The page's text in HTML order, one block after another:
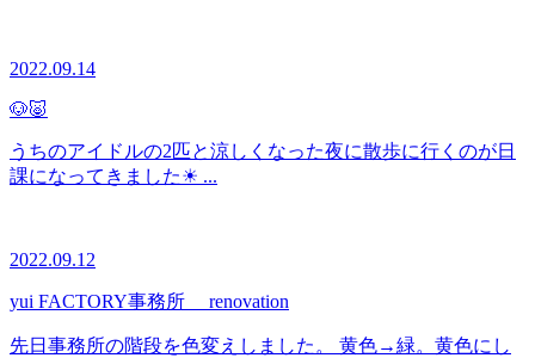
2022.09.14
🐶🐷
うちのアイドルの2匹と涼しくなった夜に散歩に行くのが日
課になってきました☀ ...
2022.09.12
yui FACTORY事務所 renovation
先日事務所の階段を色変えしました。 黄色→緑。黄色にし